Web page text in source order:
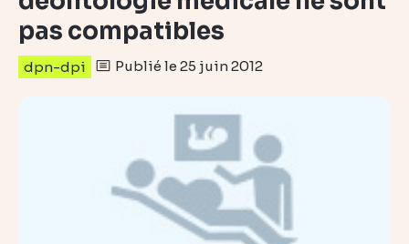
pas compatibles
dpn-dpi Publié le 25 juin 2012